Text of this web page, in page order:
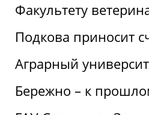
Факультету
Подкова приносит
Аграрный
Бережно – к